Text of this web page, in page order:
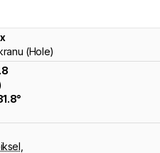
(Hole)
°